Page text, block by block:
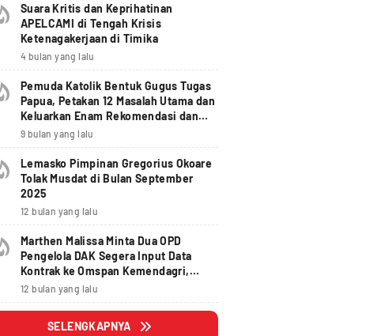
Suara Kritis dan Keprihatinan
APELCAMI di Tengah Krisis
Ketenagakerjaan di Timika
4 bulan yang lalu
Pemuda Katolik Bentuk Gugus Tugas
Papua, Petakan 12 Masalah Utama dan
Keluarkan Enam Rekomendasi dan
Seruan Moral Nasional
9 bulan yang lalu
Lemasko Pimpinan Gregorius Okoare
Tolak Musdat di Bulan September
2025
12 bulan yang lalu
Marthen Malissa Minta Dua OPD
Pengelola DAK Segera Input Data
Kontrak ke Omspan Kemendagri,
Lewat Tanggal 29 Agustus 2025
Hangus
12 bulan yang lalu
SELENGKAPNYA